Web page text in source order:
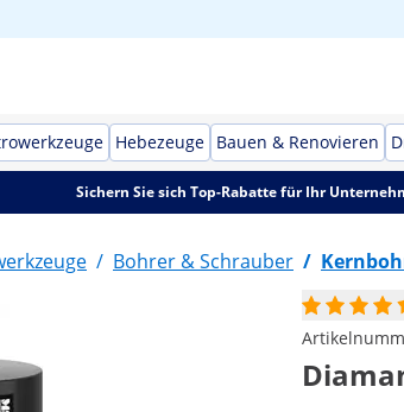
Hebezeuge Bauen & Renovieren
Sichern Sie sich Top-Rabatte für Ihr
/ Bohrer & Schrauber /